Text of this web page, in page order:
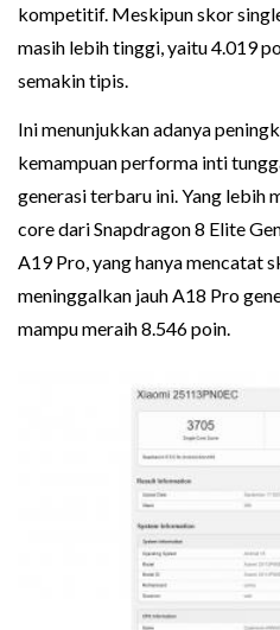
kompetitif. Meskipun skor
masih lebih tinggi, yaitu 4.019
semakin tipis.
Ini menunjukkan adanya
kemampuan performa inti
generasi terbaru ini. Yang lebih
core dari Snapdragon 8 Elite
A19 Pro, yang hanya mencatat
meninggalkan jauh A18 Pro
mampu meraih 8.546 poin.